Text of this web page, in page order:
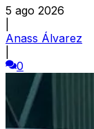
5 ago 2026
Anass Álvarez
0